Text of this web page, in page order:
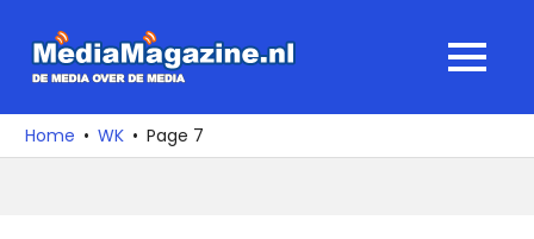
naar
media
over
MENU
Home WK Page 7